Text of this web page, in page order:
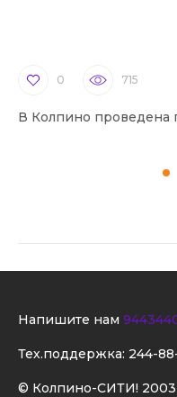
0 715
В Колпино проведена
© Колпино-СИТИ!
Напишите нам
Тех.поддержка: 244-